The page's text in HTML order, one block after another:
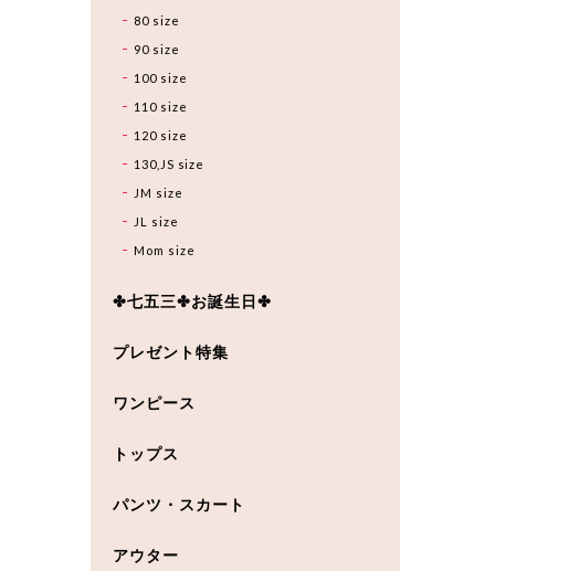
80 size
90 size
100 size
110 size
120 size
130,JS size
JM size
JL size
Mom size
✤七五三✤お誕生日✤
プレゼント特集
ワンピース
トップス
パンツ・スカート
アウター